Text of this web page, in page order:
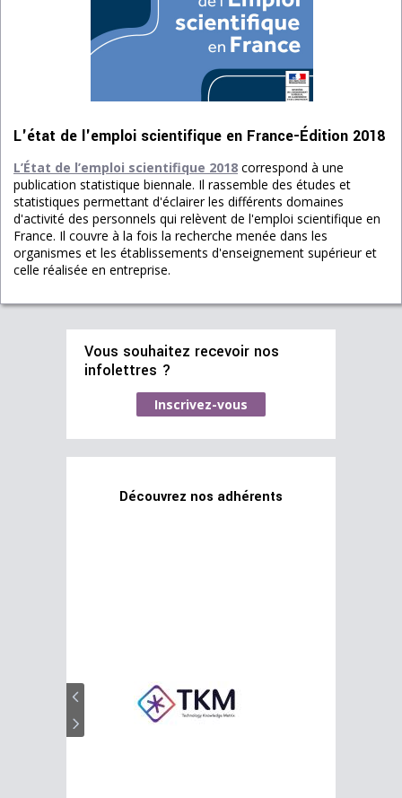
L'état de l'emploi scientifique en France-Édition 2018
L’État de l’emploi scientifique 2018 correspond à une
publication statistique biennale. Il rassemble des études et
statistiques permettant d'éclairer les différents domaines
d'activité des personnels qui relèvent de l'emploi scientifique en
France. Il couvre à la fois la recherche menée dans les
organismes et les établissements d'enseignement supérieur et
celle réalisée en entreprise.
Vous souhaitez recevoir nos
infolettres ?
Inscrivez-vous
Découvrez nos adhérents